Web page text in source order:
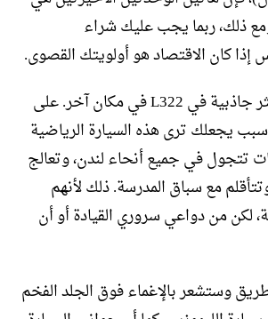
ذلك، ربما يجب عليك شراء
إذا كان الاقتصاد هو أولويتك القصوى.
تكمن الجوانب الأكثر جاذبية في L322 في مكان آخر. على
يجعلك ترى هذه السيارة الرياضية
تتجول في جميع أنحاء لندن، وتعالج
مع سباق المدرسة. ذلك لأنهم
لكن من دواعي سروري القيادة أو أن
وستشعر بالإغماء فوق الجلد الفخم